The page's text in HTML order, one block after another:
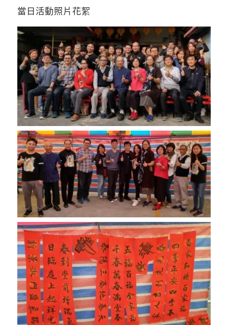
當日活動照片花絮